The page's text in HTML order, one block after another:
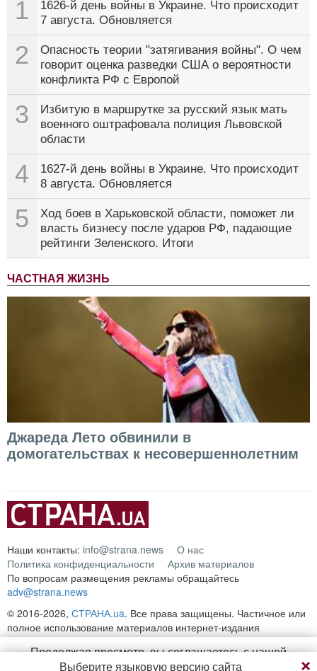
1
1626-й день войны в Украине. Что происходит
7 августа. Обновляется
2
Опасность теории "затягивания войны". О чем
говорит оценка разведки США о вероятности
конфликта РФ с Европой
3
Избитую в маршрутке за русский язык мать
военного оштрафовала полиция Львовской
области
4
1627-й день войны в Украине. Что происходит
8 августа. Обновляется
5
Ход боев в Харьковской области, поможет ли
власть бизнесу после ударов РФ, падающие
рейтинги Зеленского. Итоги
ЧАСТНАЯ ЖИЗНЬ
Джареда Лето обвинили в
домогательствах к несовершеннолетним
Наши контакты: info@strana.news
О нас
Политика конфиденциальности
Архив материалов
По вопросам размещения рекламы обращайтесь
adv@strana.news
© 2016-2026, СТРАНА.ua. Все права защищены. Частичное или
полное использование материалов интернет-издания
"СТРАНА.ua" разрешается только при условии прямой открытой
для поисковых систем гиперссылки на непосредственный адрес
Продолжая просмотр, вы соглашаетесь с нашей
политикой конфиденциальности
Выберите языковую версию сайта